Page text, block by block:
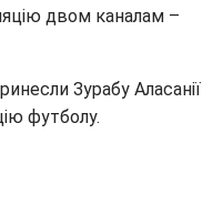
двом каналам –
Зурабу Аласанії
футболу.